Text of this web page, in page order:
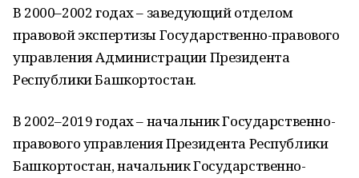
В 2000–2002 годах – заведующий отделом
правовой экспертизы Государственно-правового
управления Администрации Президента
Республики Башкортостан.
В 2002–2019 годах – начальник Государственно-
правового управления Президента Республики
Башкортостан, начальник Государственно-